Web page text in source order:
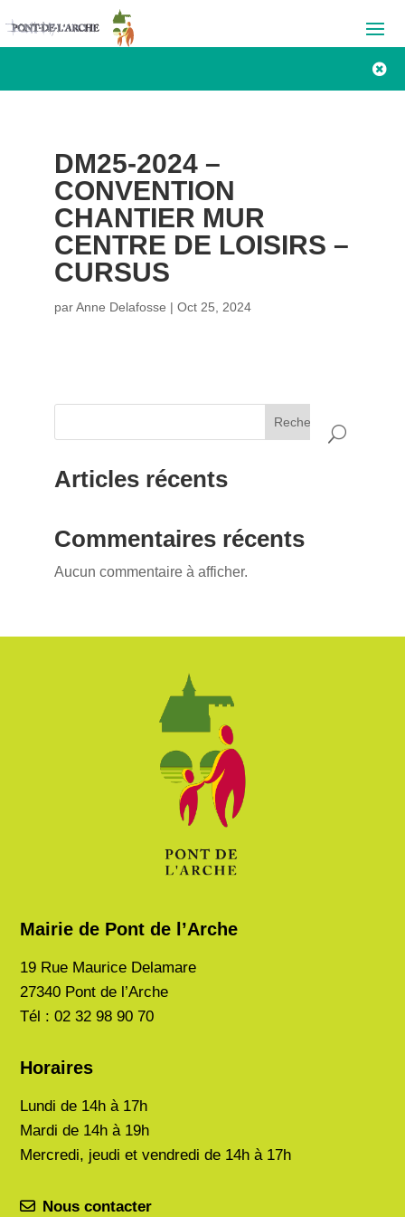

DM25-2024 –
CONVENTION
CHANTIER MUR
CENTRE DE LOISIRS –
CURSUS
parAnne Delafosse | Oct 25, 2024
Rechercher
Articles récents
Commentaires récents
Aucun commentaire à afficher.
Mairie de Pont de l’Arche
19 Rue Maurice Delamare
27340 Pont de l’Arche
Tél : 02 32 98 90 70
Horaires
Lundi de 14h à 17h
Mardi de 14h à 19h
Mercredi, jeudi et vendredi de 14h à 17h
Nous contacter